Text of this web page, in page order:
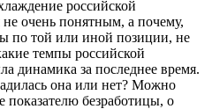
российской
очень понятным, а почему,
по той или иной позиции, не
темпы российской
динамика за последнее время.
она или нет? Можно
показателю безработицы, о